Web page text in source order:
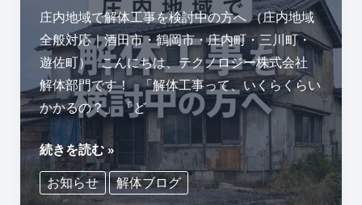
解
体
補
助
金
に
つ
い
て
庄内地域で解体工事を検討中の方へ （庄内地域
全般対応｜酒田市・鶴岡市・庄内町・三川町・
遊佐町） こんにちは、テクノロジー株式会社
解体部門です！ 「解体工事って、いくらくらい
かかるの？」 「ど
庄
内
地
続きを読む »
お知らせ 解体ブログ